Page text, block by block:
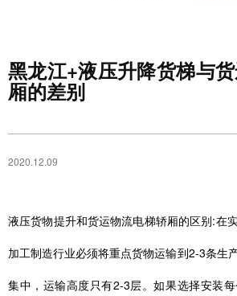
黑龙江+液压升降货梯与
厢的差别
2020.12.09
液压货物提升和货运物流电梯轿厢的区别:在
加工制造行业必须将重点货物运输到2-3条生
集中，运输高度只有2-3层。如果选择安装